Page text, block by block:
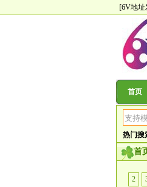
[6V地址
首页
热门搜
斯巴
首
2